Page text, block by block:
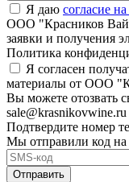
Я даю согласие
ООО "Красников
заявки и получения
Политика
Я согласен
материалы от ООО
Вы можете отозвать
sale@krasnikovwine.ru
Подтвердите номер
Мы отправили код на
Отправить